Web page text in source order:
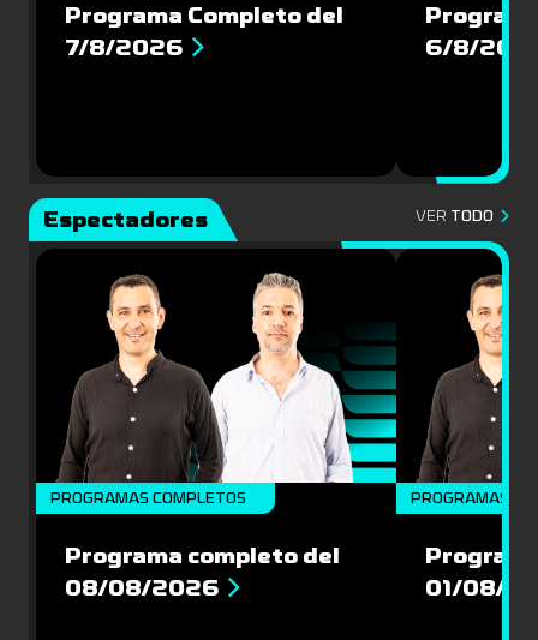
Programa Completo del
7/8/2026
6/8/
Espectadores VER TODO
PROGRAMAS COMPLETOS
Programa completo del
08/08/2026
PROGRAMAS
01/08/